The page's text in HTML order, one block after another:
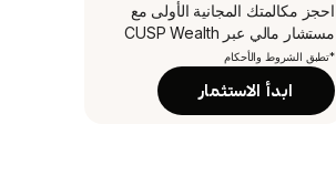
احجز مكالمتك المجانية الأولى مع
مستشار مالي عبر CUSP Wealth
*تطبق الشروط والأحكام
ابدأ الاستثمار